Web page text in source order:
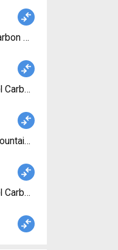
Mountain Bike 29"
Carbon 2 Mountain Bike
Bike dual
Carbon 3 2021 Mountain